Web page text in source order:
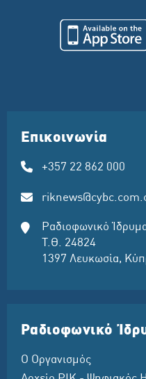
Επικοινωνία
+357 22 862 000
Ραδιοφωνικό
Τ.Θ. 24824
1397 Λευκωσία,
Ραδιοφωνικό
Ο Οργανισμός